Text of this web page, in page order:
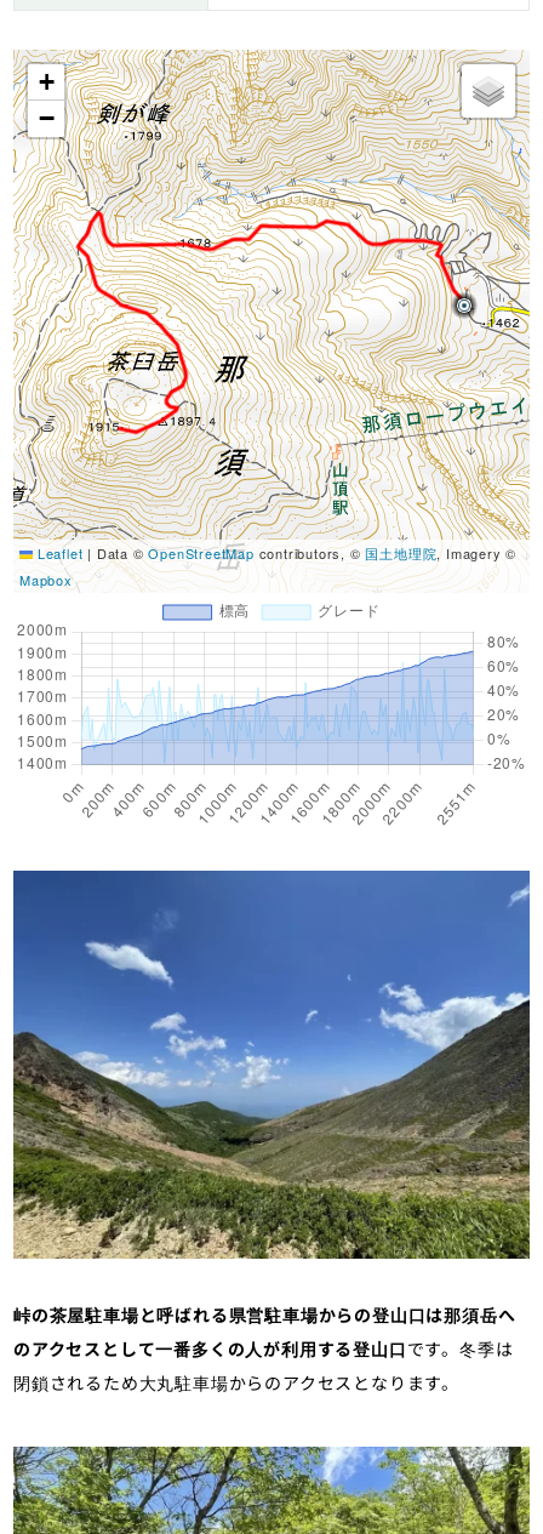
+
−
Leaflet | Data ©OpenStreetMap contributors, ©国土地理院, Imagery ©
Mapbox
峠の茶屋駐車場と呼ばれる県営駐車場からの登山口は那須岳へ
のアクセスとして一番多くの人が利用する登山口です。冬季は
閉鎖されるため大丸駐車場からのアクセスとなります。